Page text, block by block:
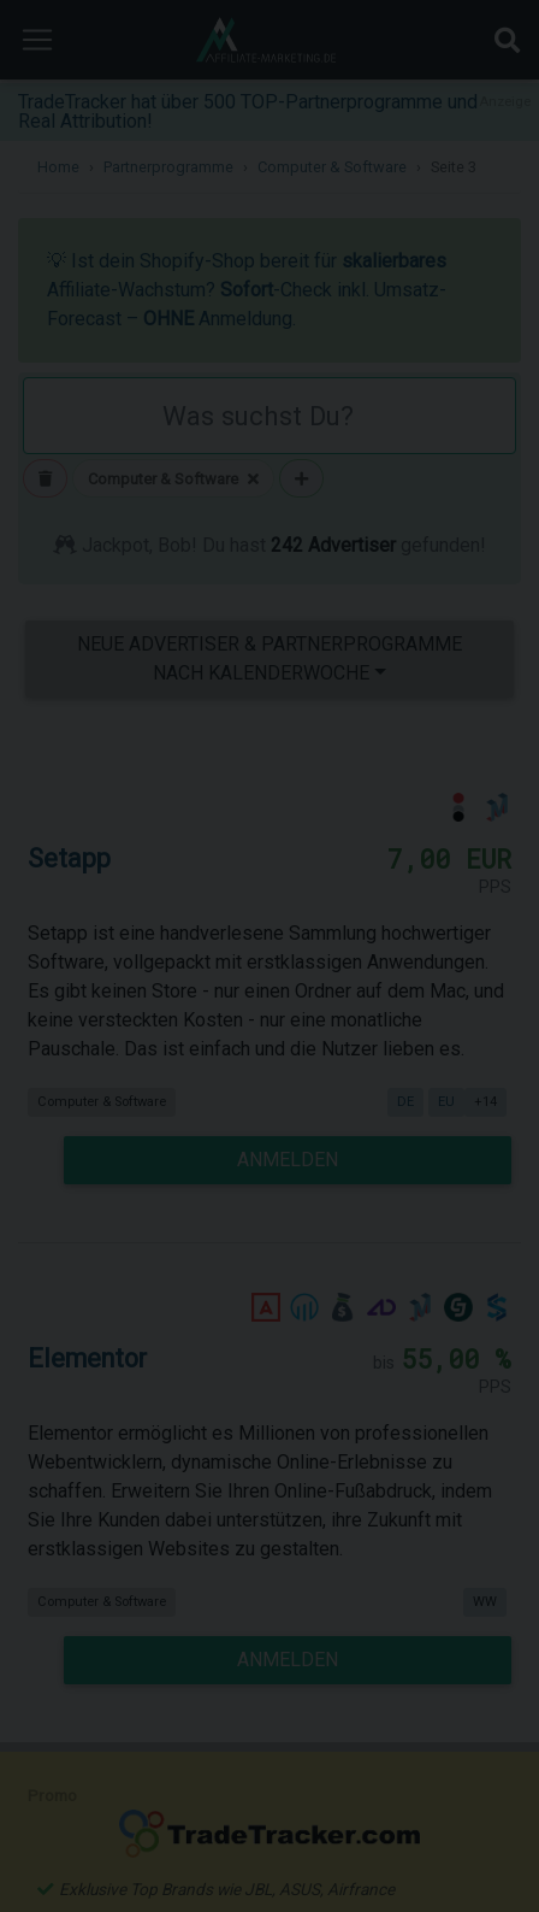
TradeTracker hat über 500 TOP-Partnerprogramme und
Real Attribution!
Home Partnerprogramme Computer & Software
💡 Ist dein Shopify-Shop bereit für skalierbares
Affiliate-Wachstum? Sofort-Check inkl. Umsatz-
Forecast – OHNE Anmeldung.
Computer & Software
242 Advertiser
NEUE ADVERTISER & PARTNERPROGRAMME
NACH KALENDERWOCHE
Setapp 7,00 EUR
Setapp ist eine handverlesene Sammlung hochwertiger
Software, vollgepackt mit erstklassigen Anwendungen.
Es gibt keinen Store - nur einen Ordner auf dem Mac, und
keine versteckten Kosten - nur eine monatliche
Pauschale. Das ist einfach und die Nutzer lieben es.
Computer & Software DE EU +14
ANMELDEN
Elementor 55,00 %
Elementor ermöglicht es Millionen von professionellen
Webentwicklern, dynamische Online-Erlebnisse zu
schaffen. Erweitern Sie Ihren Online-Fußabdruck, indem
Sie Ihre Kunden dabei unterstützen, ihre Zukunft mit
erstklassigen Websites zu gestalten.
Computer & Software WW
ANMELDEN
Exklusive Top Brands wie JBL, ASUS, Airfrance